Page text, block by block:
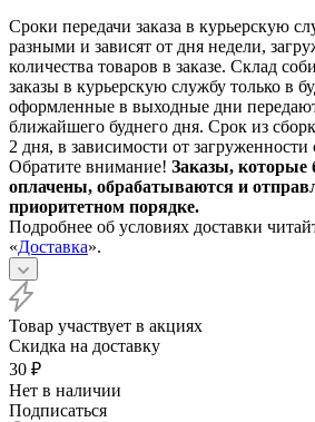
Сроки передачи заказа в курьерскую
разными и зависят от дня недели,
количества товаров в заказе. Склад
заказы в курьерскую службу только в
оформленные в выходные дни
ближайшего буднего дня. Срок из
2 дня, в зависимости от загруженности
Обратите внимание! Заказы, которые
оплачены, обрабатываются и
приоритетном порядке.
Подробнее об условиях доставки
«Доставка».
Товар участвует в акциях
Скидка на доставку
30 ₽
Нет в наличии
Подписаться